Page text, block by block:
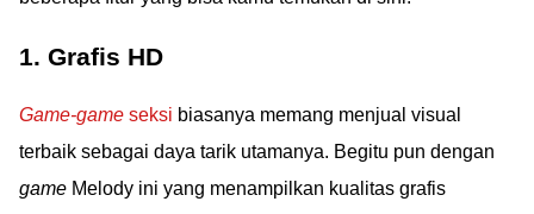
1. Grafis HD
Game-game seksi biasanya memang menjual visual
terbaik sebagai daya tarik utamanya. Begitu pun dengan
game Melody ini yang menampilkan kualitas grafis